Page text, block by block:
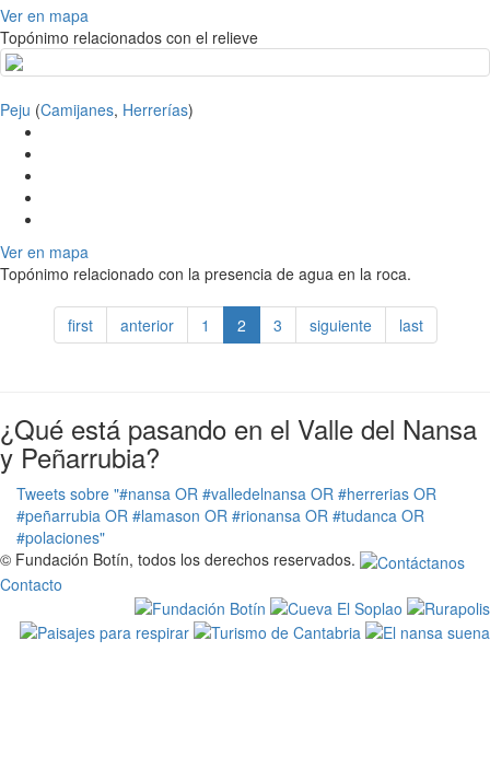
Ver en mapa
Topónimo relacionados con el relieve
Peju (Camijanes, Herrerías)
Ver en mapa
Topónimo relacionado con la presencia de agua en la roca.
first anterior 1 2 3 siguiente last
¿Qué está pasando en el Valle del Nansa
y Peñarrubia?
Tweets sobre "#nansa OR #valledelnansa OR #herrerias OR
#peñarrubia OR #lamason OR #rionansa OR #tudanca OR
#polaciones"
© Fundación Botín, todos los derechos reservados.
Contacto